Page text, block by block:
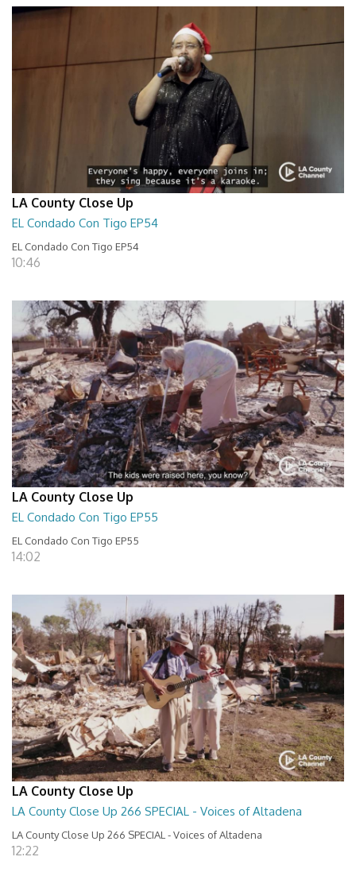
LA County Close Up
EL Condado Con Tigo EP54
EL Condado Con Tigo EP54
10:46
LA County Close Up
EL Condado Con Tigo EP55
EL Condado Con Tigo EP55
14:02
LA County Close Up
LA County Close Up 266 SPECIAL - Voices of Altadena
LA County Close Up 266 SPECIAL - Voices of Altadena
12:22